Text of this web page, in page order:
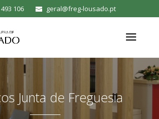
106 geral@freg-lousado.pt
Junta de Freguesia